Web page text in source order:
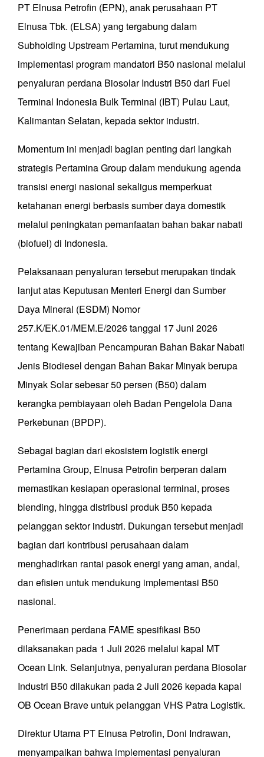
PT Elnusa Petrofin (EPN), anak perusahaan PT
Elnusa Tbk. (ELSA) yang tergabung dalam
Subholding Upstream Pertamina, turut mendukung
implementasi program mandatori B50 nasional melalui
penyaluran perdana Biosolar Industri B50 dari Fuel
Terminal Indonesia Bulk Terminal (IBT) Pulau Laut,
Kalimantan Selatan, kepada sektor industri.
Momentum ini menjadi bagian penting dari langkah
strategis Pertamina Group dalam mendukung agenda
transisi energi nasional sekaligus memperkuat
ketahanan energi berbasis sumber daya domestik
melalui peningkatan pemanfaatan bahan bakar nabati
(biofuel) di Indonesia.
Pelaksanaan penyaluran tersebut merupakan tindak
lanjut atas Keputusan Menteri Energi dan Sumber
Daya Mineral (ESDM) Nomor
257.K/EK.01/MEM.E/2026 tanggal 17 Juni 2026
tentang Kewajiban Pencampuran Bahan Bakar Nabati
Jenis Biodiesel dengan Bahan Bakar Minyak berupa
Minyak Solar sebesar 50 persen (B50) dalam
kerangka pembiayaan oleh Badan Pengelola Dana
Perkebunan (BPDP).
Sebagai bagian dari ekosistem logistik energi
Pertamina Group, Elnusa Petrofin berperan dalam
memastikan kesiapan operasional terminal, proses
blending, hingga distribusi produk B50 kepada
pelanggan sektor industri. Dukungan tersebut menjadi
bagian dari kontribusi perusahaan dalam
menghadirkan rantai pasok energi yang aman, andal,
dan efisien untuk mendukung implementasi B50
nasional.
Penerimaan perdana FAME spesifikasi B50
dilaksanakan pada 1 Juli 2026 melalui kapal MT
Ocean Link. Selanjutnya, penyaluran perdana Biosolar
Industri B50 dilakukan pada 2 Juli 2026 kepada kapal
OB Ocean Brave untuk pelanggan VHS Patra Logistik.
Direktur Utama PT Elnusa Petrofin, Doni Indrawan,
menyampaikan bahwa implementasi penyaluran